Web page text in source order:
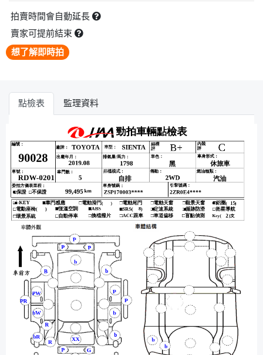
拍賣時間會自動延長
賣家可提前結束
想了解即時拍
點檢表 監理資料